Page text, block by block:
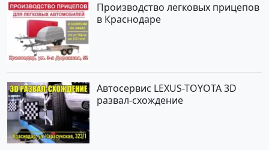
Производство легковых прицепов
в Краснодаре
Автосервис LEXUS-TOYOTA 3D
развал-схождение